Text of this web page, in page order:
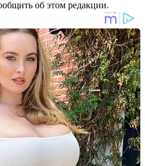
об этом редакции.